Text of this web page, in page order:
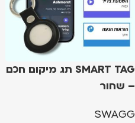
SMART TAG תג מיקום חכם
– שחור
SWAGG